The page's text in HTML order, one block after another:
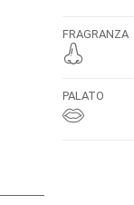
FRAGRANZA
PALATO